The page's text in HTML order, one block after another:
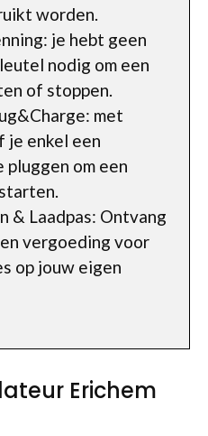
worden.
je hebt geen
nodig om een
of stoppen.
met
je enkel een
pluggen om een
& Laadpas: Ontvang
vergoeding voor
op jouw eigen
Erichem